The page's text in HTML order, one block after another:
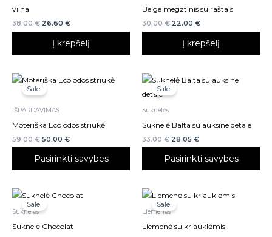
vilna
38.00€ 26.60 €
Į krepšelį
Beige megztinis su raštais
30.00€ 22.00 €
Į krepšelį
Sale!
IŠPARDAVIMAS
Moteriška Eco odos striukė
59.00€ 50.00 €
Pasirinkti savybes
This
product
has
multiple
variants.
The
options
be
chosen
Sale!
Suknelės
Suknelė Balta su auksine detale
33.00€ 28.05 €
Pasirinkti savybes
This
product
has
multiple
variants.
The
options
be
chosen
Sale!
Suknelės
Suknelė Chocolat
This
product
has
Sale!
Liemenės
Liemenė su kriauklėmis
This
product
has